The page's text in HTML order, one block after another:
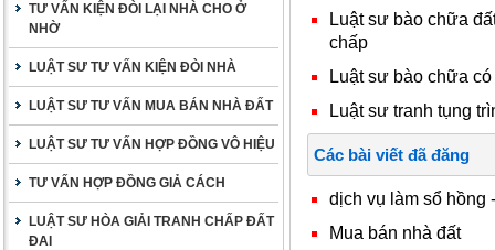
TƯ VẤN KIỆN ĐÒI LẠI NHÀ CHO Ở
NHỜ
LUẬT SƯ TƯ VẤN KIỆN ĐÒI NHÀ
LUẬT SƯ TƯ VẤN MUA BÁN NHÀ ĐẤT
LUẬT SƯ TƯ VẤN HỢP ĐỒNG VÔ HIỆU
TƯ VẤN HỢP ĐỒNG GIẢ CÁCH
LUẬT SƯ HÒA GIẢI TRANH CHẤP ĐẤT
ĐAI
Luật sư bào chữa
chấp
Luật sư bào chữa
Luật sư tranh tụng
Các bài viết đã đăng
dịch vụ làm sổ hồng
Mua bán nhà đất